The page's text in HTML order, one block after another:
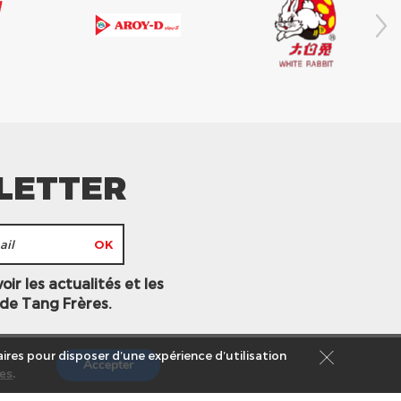
les actualités et les
Tang Frères.
légales
pour disposer d’une expérience d’utilisation
. Accepter